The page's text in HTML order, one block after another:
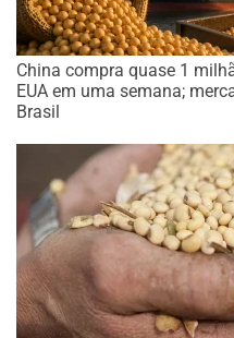
China compra quase 1
EUA em uma semana;
Brasil